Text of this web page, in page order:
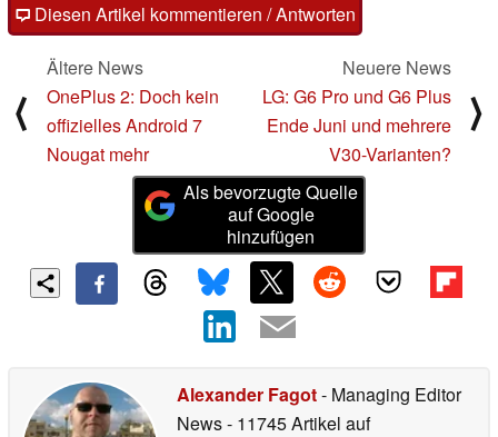
Diesen Artikel kommentieren / Antworten
⟨
Ältere News
OnePlus 2: Doch kein
offizielles Android 7
Nougat mehr
Neuere News
LG: G6 Pro und G6 Plus
Ende Juni und mehrere
V30-Varianten?
⟩
Als bevorzugte Quelle
auf Google
hinzufügen
Alexander Fagot- Managing Editor
News- 11745 Artikel auf